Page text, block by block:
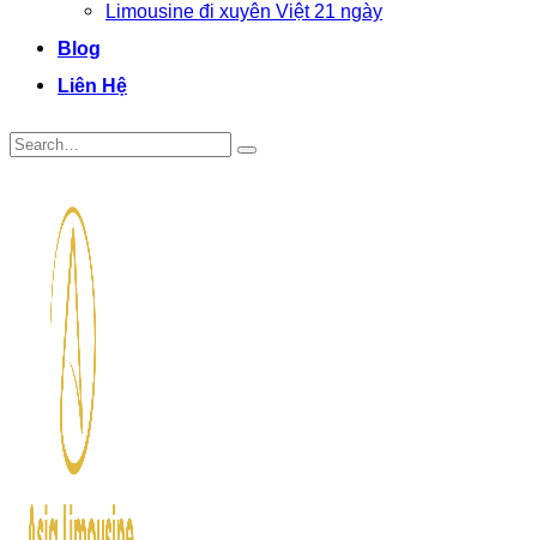
Limousine đi xuyên Việt 21 ngày
Blog
Liên Hệ